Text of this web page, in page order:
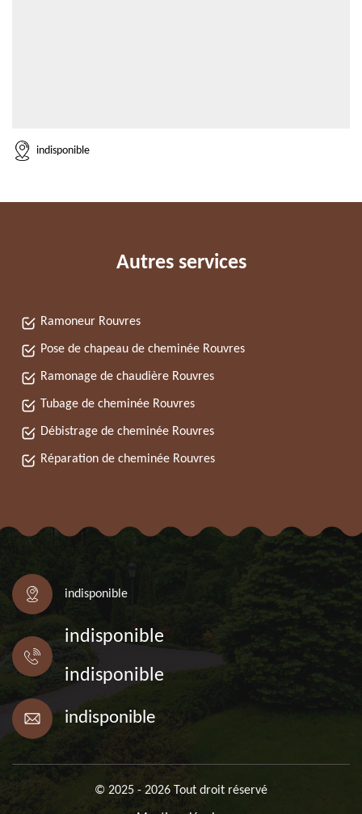
indisponible
Autres services
Ramoneur Rouvres
Pose de chapeau de cheminée Rouvres
Ramonage de chaudière Rouvres
Tubage de cheminée Rouvres
Débistrage de cheminée Rouvres
Réparation de cheminée Rouvres
indisponible
indisponible
indisponible
indisponible
© 2025 - 2026 Tout droit réservé